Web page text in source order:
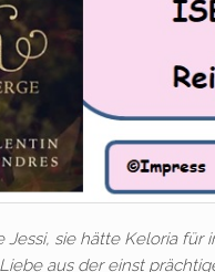
sie hätte Keloria
aus der einst